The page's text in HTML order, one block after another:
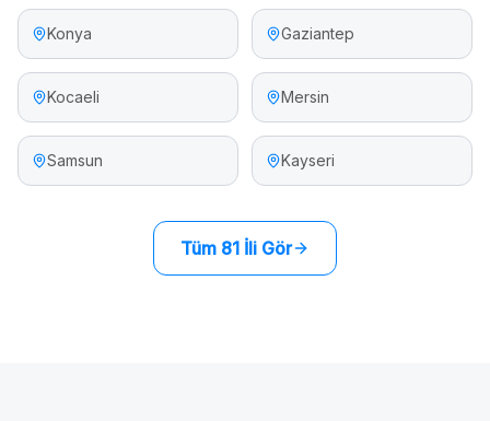
Konya Gaziantep
Kocaeli Mersin
Samsun Kayseri
Tüm 81 İli Gör